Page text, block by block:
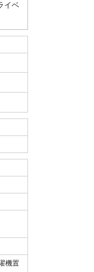
イベ
機置